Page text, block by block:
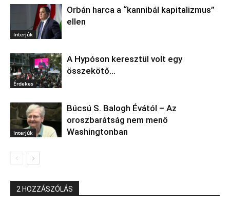
Interjúk
Orbán harca a “kannibál kapitalizmus”
ellen
Érdekes
A Hypóson keresztül volt egy
összekötő…
Interjúk
Búcsú S. Balogh Évától – Az
oroszbarátság nem menő
Washingtonban
2 HOZZÁSZÓLÁS